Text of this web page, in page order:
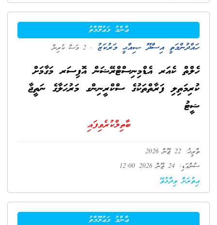
ޢާންމު މަޢުލޫމާތު
ހައްދުންމަތީ އިސްދޫ ޞިއްޙީ މަރުކަޒު . 2 މަސް ކުރިން
ހެލްތް ކެއަރ އެޑްމިނިސްޓްރޭޝަން އޮފިސަރ މަގާމަށް
ކުރިމަތިލި ފަރާތްތަކުގެ ސްކްރީނިންގ މަރުޙަލާގެ ނަތީޖާ
ޝީޓު
ބާތިލްކުރެވިފައި
ތާރީޚު: 22 ޖޫން 2026
ސުންގަޑި: 24 ޖޫން 2026 12:00
އިތުރަށް ވިދާޅުވޭ
ޢާންމު މަޢުލޫމާތު